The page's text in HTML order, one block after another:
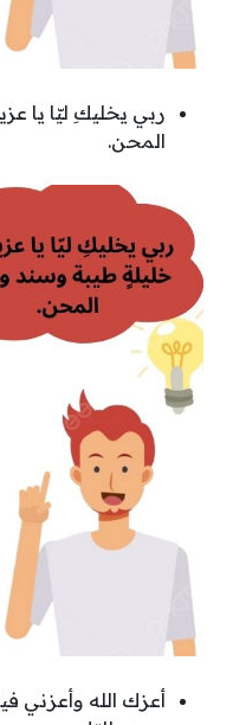
ربي يخليكِ ليّا يا
المحن.
أعزك الله وأعزني